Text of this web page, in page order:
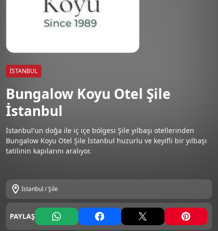
İSTANBUL
Bungalow Koyu Otel Şile
İstanbul
İstanbul'un doğa ile iç içe bölgesi Şile yılbaşı otellerinden
Bungalow Koyu Otel Şile İstanbul huzurlu ve keyifli bir yılbaşı
tatilinin kapılarını aralıyor.
İstanbul / Şile
PAYLAŞ